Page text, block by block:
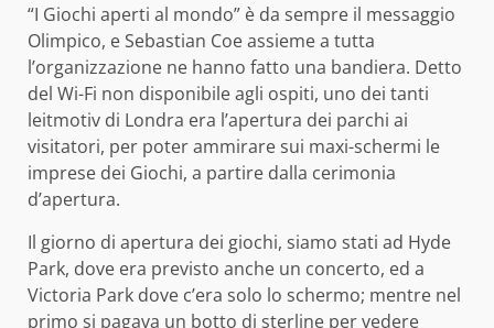
“I Giochi aperti al mondo” è da sempre il messaggio
Olimpico, e Sebastian Coe assieme a tutta
l’organizzazione ne hanno fatto una bandiera. Detto
del Wi-Fi non disponibile agli ospiti, uno dei tanti
leitmotiv di Londra era l’apertura dei parchi ai
visitatori, per poter ammirare sui maxi-schermi le
imprese dei Giochi, a partire dalla cerimonia
d’apertura.
Il giorno di apertura dei giochi, siamo stati ad Hyde
Park, dove era previsto anche un concerto, ed a
Victoria Park dove c’era solo lo schermo; mentre nel
primo si pagava un botto di sterline per vedere